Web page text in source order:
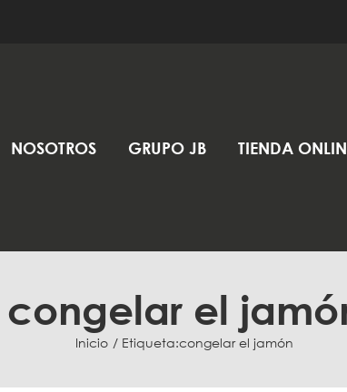
NOSOTROS GRUPO JB TIENDA
congelar el
Inicio Etiqueta:congelar el jamón